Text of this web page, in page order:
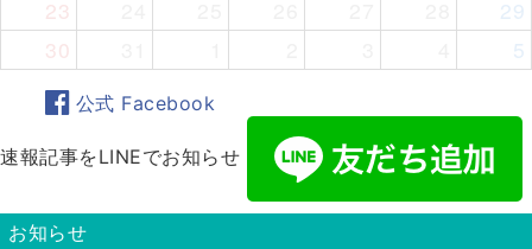
23
29
30
5
公式 Facebook
速報記事をLINEでお知らせ
お知らせ